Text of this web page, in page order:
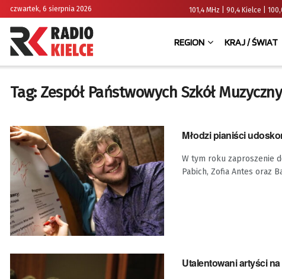
czwartek, 6 sierpnia 2026 101,4 MHz | 90,4 Kielce |
REGION KRAJ / ŚWIAT
Tag: Zespół Państwowych Szkół
Młodzi pianiści
W tym roku zaproszenie
Pabich, Zofia Antes oraz
Utalentowani artyści